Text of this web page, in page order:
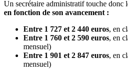
Un secrétaire administratif touche donc
en fonction de son avancement :
Entre 1 727 et 2 440 euros, en
Entre 1 760 et 2 590 euros, en
mensuel)
Entre 1 901 et 2 847 euros, en
mensuel)